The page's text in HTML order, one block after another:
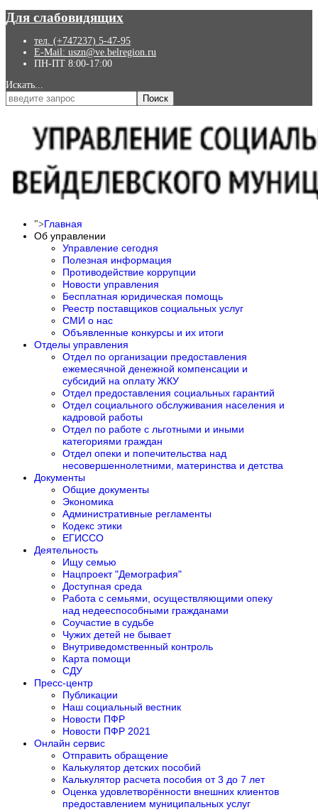
Для слабовидящих
тел. (+747237) 5-47-95
E-Mail: uszn@ve.belregion.ru
ПН-ПТ 8:00-17:00
Искать...
Поиск
">Главная
Об управлении
Управление сегодня
Полезная информация
Противодействие коррупции
Новости управления
Бесплатная юридическая помощь
Реестр поставщиков социальных услуг
СМИ о нас
Объявленные конкурсы и их итоги
Отделы управления
Отдел по организации предоставления
ежемесячной денежной компенсации и
субсидий на оплату ЖКУ
Отдел предоставления социальных гарантий
Отдел социального обслуживания населения и
кадровой работы
Отдел по работе с льготными и иными
категориями граждан
Отдел опеки и попечительства над
несовершеннолетними, материнства и детства
Документы
Общие документы
Экономика
Административные регламенты
Кодекс этики
ЕГИССО
Деятельность
Ищу семью
Нацпроект "Демография"
Доступная среда
Работа с семьями, осуществляющими опеку
над недееспособными гражданами
Соучастие в судьбе
Чужих детей не бывает
Внутриведомственный контроль
Карта помощи
СДУ
Пресс-центр
Публикации
Наш социальный вестник
Новости ПФР
Новости ПФР 2021
Онлайн сервис
Отправить обращение
Калькулятор детских пособий
Калькулятор расчета пособия от 3 до 7 лет
Оценка удовлетворённости внешних клиентов
предоставлением муниципальных услуг